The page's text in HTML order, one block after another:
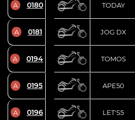
A 0180 TODAY
A 0181 JOG DX
A 0194 TOMOS
A 0195 APE50
A 0196 LET'S5